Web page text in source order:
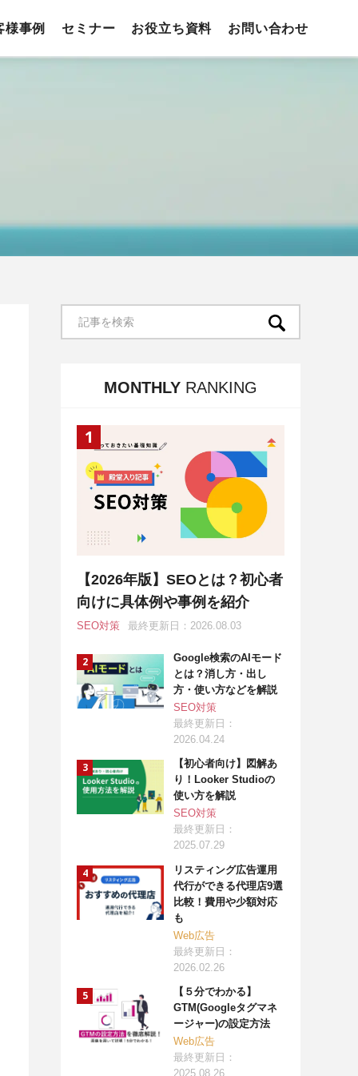
様事例 セミナー お役立ち資料 お問い合わせ
MONTHLY RANKING
【2026年版】SEOとは？初心者
向けに具体例や事例を紹介
SEO対策 最終更新日：2026.08.03
Google検索のAIモード
とは？消し方・出し
方・使い方などを解説
SEO対策
最終更新日：
2026.04.24
【初心者向け】図解あ
り！Looker Studioの
使い方を解説
SEO対策
最終更新日：
2025.07.29
リスティング広告運用
代行ができる代理店9選
比較！費用や少額対応
も
Web広告
最終更新日：
2026.02.26
【５分でわかる】
GTM(Googleタグマネ
ージャー)の設定方法
Web広告
最終更新日：
2025.08.26